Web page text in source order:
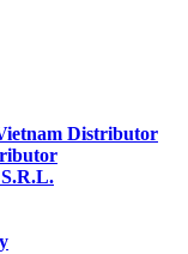
Distributor